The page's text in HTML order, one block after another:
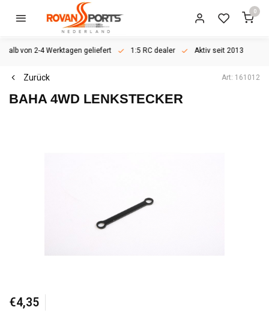
0
von 2-4 Werktagen geliefert 1:5 RC dealer Aktiv seit 2013
Zurück Art: 161012
BAHA 4WD LENKSTECKER
€4,35